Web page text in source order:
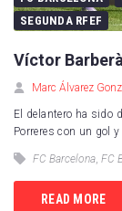
SEGUNDA RFEF
Víctor
Marc Álvarez
El delantero ha sido
Porreres con un gol
FC Barcelona, FC
READ MORE